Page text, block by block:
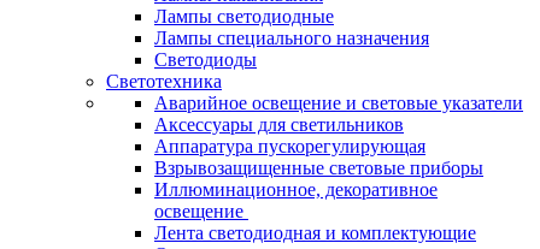
Лампы светодиодные
Лампы специального назначения
Светодиоды
Светотехника
Аварийное освещение и световые указатели
Аксессуары для светильников
Аппаратура пускорегулирующая
Взрывозащищенные световые приборы
Иллюминационное, декоративное
освещение
Лента светодиодная и комплектующие